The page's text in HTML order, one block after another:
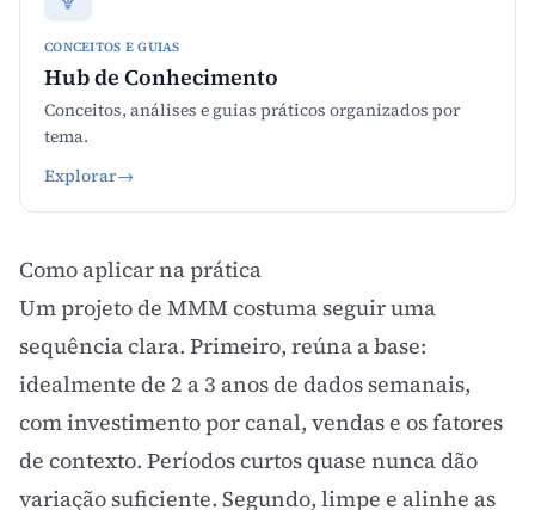
CONCEITOS E GUIAS
Hub de Conhecimento
Conceitos, análises e guias práticos organizados por
tema.
Explorar→
Como aplicar na prática
Um projeto de MMM costuma seguir uma
sequência clara. Primeiro, reúna a base:
idealmente de 2 a 3 anos de dados semanais,
com investimento por canal, vendas e os fatores
de contexto. Períodos curtos quase nunca dão
variação suficiente. Segundo, limpe e alinhe as